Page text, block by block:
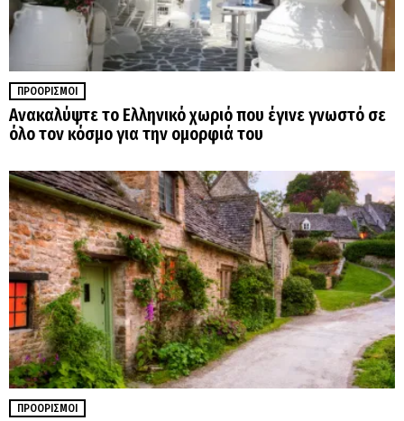
ΠΡΟΟΡΙΣΜΟΊ
Ανακαλύψτε το Ελληνικό χωριό που έγινε γνωστό σε
όλο τον κόσμο για την ομορφιά του
ΠΡΟΟΡΙΣΜΟΊ